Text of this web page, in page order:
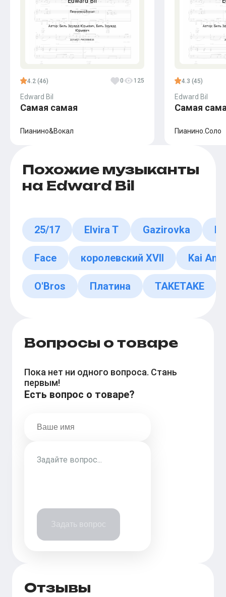
4.2 (46) 0 125
Edward Bil
Самая самая
Пианино&Вокал
4.3 (45)
Edward Bil
Самая
Пианино.Соло
Похожие музыканты
на Edward Bil
25/17 Elvira T Gazirovka
Face королевский XVII Kai
O'Bros Платина TAKETAKE
Вопросы о товаре
Пока нет ни одного вопроса. Стань
первым!
Есть вопрос о товаре?
Задать вопрос
Отзывы